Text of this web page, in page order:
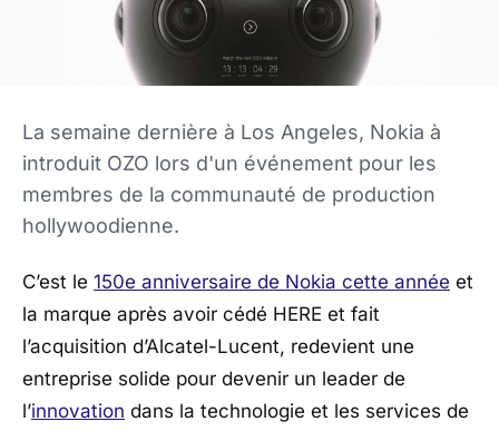
La semaine dernière à Los Angeles, Nokia à
introduit OZO lors d'un événement pour les
membres de la communauté de production
hollywoodienne.
C’est le 150e anniversaire de Nokia cette année et
la marque après avoir cédé HERE et fait
l’acquisition d’Alcatel-Lucent, redevient une
entreprise solide pour devenir un leader de
l’innovation dans la technologie et les services de